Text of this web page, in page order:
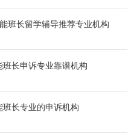
班长留学辅导推荐专业机构
长申诉专业靠谱机构
长专业的申诉机构